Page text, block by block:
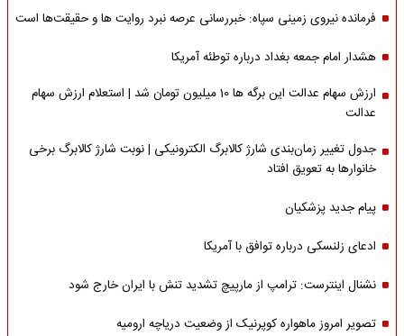
فرمانده نیروی زمینی سپاه: خبررسانی عرصه نبرد روایت ها و حقیقت‌ها است
هشدار امام جمعه بغداد درباره توطئه آمریکا
ارزش سهام عدالت این برگه ها 10 میلیون تومان شد | استعلام ارزش سهام
عدالت
جدول تغییر زمان‌بندی شارژ کالابرگ الکترونیکی | نوبت شارژ کالابرگ برخی
خانوارها به تعویق افتاد
پیام جدید پزشکیان
ادعای زلنسکی درباره توافق با آمریکا
نشنال اینترست: ترامپ از مارپیچ تشدید تنش با ایران خارج شود
تصویر امروز ماهواره کوپرنیک از وضعیت دریاچه ارومیه